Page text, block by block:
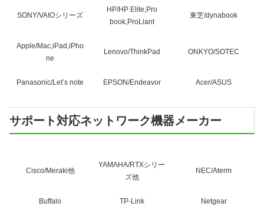
SONY/VAIOシリーズ
HP/HP Elite,Pro
book,ProLiant
東芝/dynabook
Apple/Mac,iPad,iPho
ne
Lenovo/ThinkPad ONKYO/SOTEC
Panasonic/Let’s note EPSON/Endeavor Acer/ASUS
サポート対応ネットワーク機器メーカー
Cisco/Meraki他
YAMAHA/RTXシリー
ズ他
NEC/Aterm
Buffalo TP-Link Netgear